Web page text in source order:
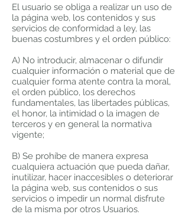
El usuario se obliga a realizar un uso de
la página web, los contenidos y sus
servicios de conformidad a ley, las
buenas costumbres y el orden público:
A) No introducir, almacenar o difundir
cualquier información o material que de
cualquier forma atente contra la moral,
el orden público, los derechos
fundamentales, las libertades públicas,
el honor, la intimidad o la imagen de
terceros y en general la normativa
vigente;
B) Se prohíbe de manera expresa
cualquiera actuación que pueda dañar,
inutilizar, hacer inaccesibles o deteriorar
la página web, sus contenidos o sus
servicios o impedir un normal disfrute
de la misma por otros Usuarios.